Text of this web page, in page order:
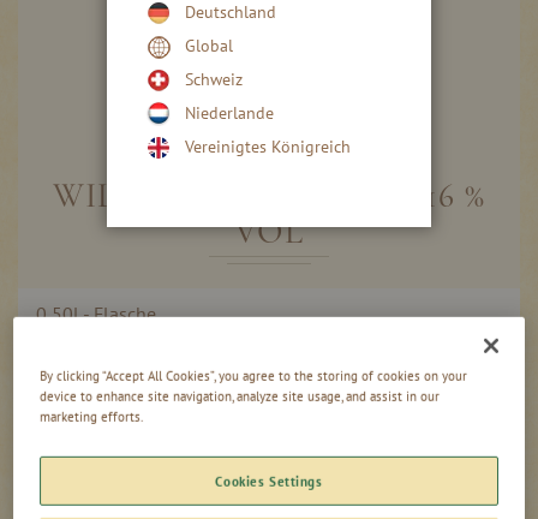
beginning
WILD HIMBEER LIKÖR 16 %
VOL
Produkte
Artikel
0,50l - Flasche
29,20 CHF / 1 l
0,02l - Flasche
1,50 CHF
By clicking “Accept All Cookies”, you agree to the storing of cookies on your
device to enhance site navigation, analyze site usage, and assist in our
marketing efforts.
Cookies Settings
Deutschland
Global
Schweiz
Niederlande
Vereinigtes Königreich